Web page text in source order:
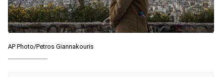
AP Photo/Petros Giannakouris